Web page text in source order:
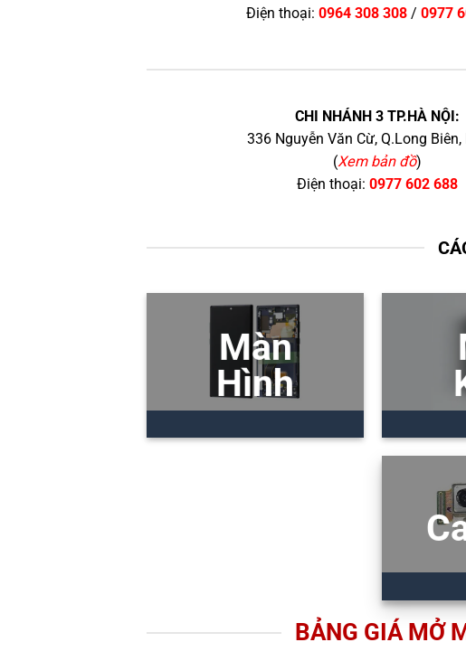
Điện thoại: 0964 308 308/ 0977
CHI NHÁNH 3 TP.HÀ NỘI:
336 Nguyễn Văn Cừ, Q.Long Biên,
(Xem bản đồ)
Điện thoại: 0977 602 688
Màn
Hình
BẢNG GIÁ MỞ